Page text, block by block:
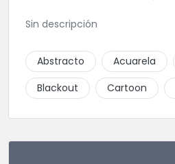
Sin descripción
Abstracto Acuarela
Blackout
Cartoon